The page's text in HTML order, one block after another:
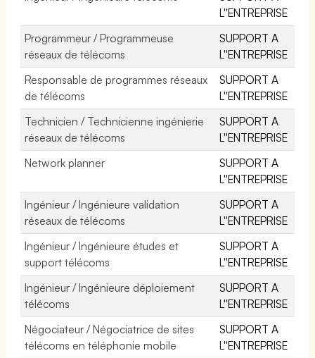
L''ENTREPRISE
Programmeur / Programmeuse
réseaux de télécoms
SUPPORT A
L''ENTREPRISE
Responsable de programmes réseaux
de télécoms
SUPPORT A
L''ENTREPRISE
Technicien / Technicienne ingénierie
réseaux de télécoms
SUPPORT A
L''ENTREPRISE
Network planner
SUPPORT A
L''ENTREPRISE
Ingénieur / Ingénieure validation
réseaux de télécoms
SUPPORT A
L''ENTREPRISE
Ingénieur / Ingénieure études et
support télécoms
SUPPORT A
L''ENTREPRISE
Ingénieur / Ingénieure déploiement
télécoms
SUPPORT A
L''ENTREPRISE
Négociateur / Négociatrice de sites
télécoms en téléphonie mobile
SUPPORT A
L''ENTREPRISE